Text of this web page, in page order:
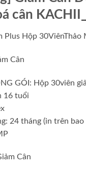
cân
Plus Hộp
Cân
GÓI: Hộp 30viên
16 tuổi
24 tháng (in trên bao
Cân